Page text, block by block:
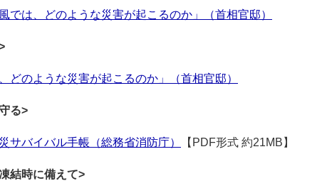
では、どのような災害が起こるのか」（首相官邸）
どのような災害が起こるのか」（首相官邸）
る>
サバイバル手帳（総務省消防庁） 【PDF形式 約21MB】
結時に備えて>